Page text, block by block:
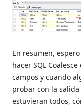
En resumen,
hacer SQL
campos y cuando
probar con la
estuvieran todos,